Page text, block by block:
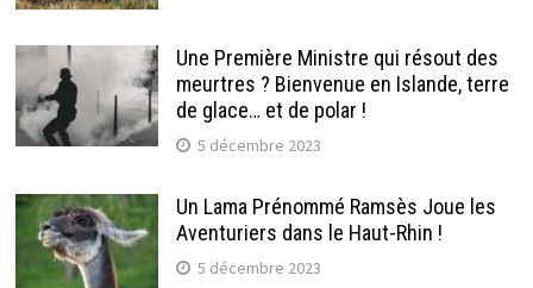
Une Première Ministre qui résout des
meurtres ? Bienvenue en Islande, terre
de glace… et de polar !
5 décembre 2023
Un Lama Prénommé Ramsès Joue les
Aventuriers dans le Haut-Rhin !
5 décembre 2023